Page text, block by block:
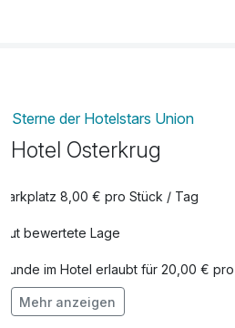
Sterne der Hotelstars Union
Hotel Osterkrug
Parkplatz 8,00 € pro Stück / Tag
Gut bewertete Lage
Hunde im Hotel erlaubt für 20,00 €
Fahrradverleih
Mehr anzeigen